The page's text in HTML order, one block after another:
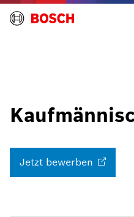
Jetzt bewerben